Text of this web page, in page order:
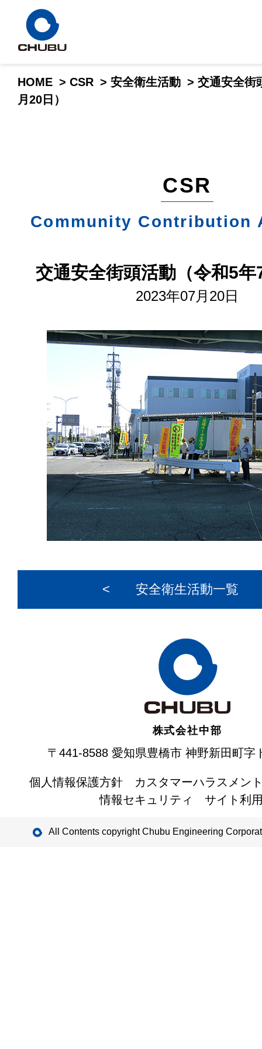
HOME > CSR > 安全衛生活動 > 交通安全街
月20日）
CSR
Community Contribution
交通安全街頭活動（令和5年
2023年07月20日
< 安全衛生活動一覧
株式会社中部
〒441-8588 愛知県豊橋市 神野新田町字
個人情報保護方針
カスタマーハラスメン
情報セキュリティ
サイト利
All Contents copyright Chubu Engineering